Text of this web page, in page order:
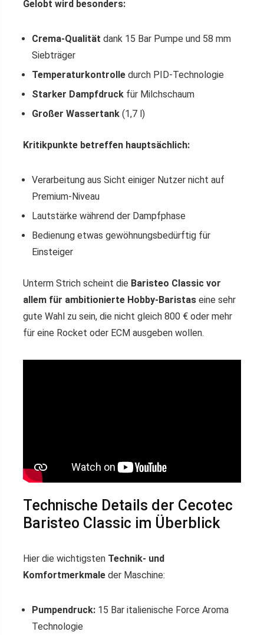
Gelobt wird besonders:
Crema-Qualität dank 15 Bar Pumpe und 58 mm
Siebträger
Temperaturkontrolle durch PID-Technologie
Starker Dampfdruck für Milchschaum
Großer Wassertank (1,7 l)
Kritikpunkte betreffen hauptsächlich:
Verarbeitung aus Sicht einiger Nutzer nicht auf
Premium-Niveau
Lautstärke während der Dampfphase
Bedienung etwas gewöhnungsbedürftig für
Einsteiger
Unterm Strich scheint die Baristeo Classic vor
allem für ambitionierte Hobby-Baristas eine sehr
gute Wahl zu sein, die nicht gleich 800 € oder mehr
für eine Rocket oder ECM ausgeben wollen.
Technische Details der Cecotec
Baristeo Classic im Überblick
Hier die wichtigsten Technik- und
Komfortmerkmale der Maschine:
Pumpendruck: 15 Bar italienische Force Aroma
Technologie